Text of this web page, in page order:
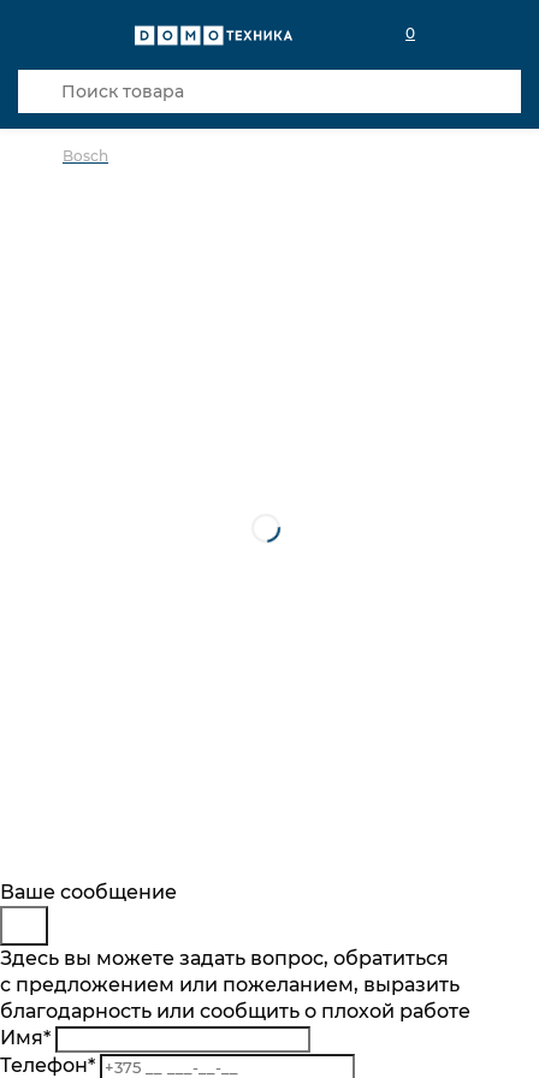
0
Bosch
Описание
Отзывы
Основные характеристики
Максимальная вместимость, компл
10
Кол-во программ, шт
Будьте в курсе
Подпишитесь на последние обновления
и узнавайте о новинках и специальных
предложениях первыми
Подписаться
Заказ обратного звонка
Представьтесь
Телефон*
Комментарий
Ваше сообщение
Здесь вы можете задать вопрос, обратиться
с предложением или пожеланием, выразить
благодарность или сообщить о плохой работе
Имя*
Телефон*